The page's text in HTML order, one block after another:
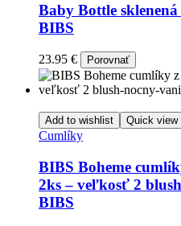
Baby Bottle
BIBS
23.95 € Porovnať
Add to wishlist Quick view
Cumlíky
BIBS Boheme
2ks – veľkosť 2
BIBS